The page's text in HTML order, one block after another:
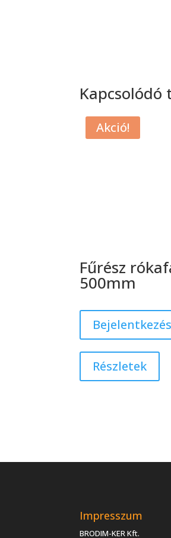
Kapcsolódó
Akció!
Fűrész
500mm
Bejelentkezés
Részletek
Impresszum
BRODIM-KER Kft.